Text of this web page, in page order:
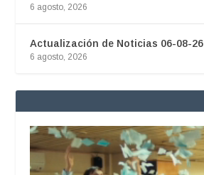
6 agosto, 2026
Actualización de Noticias 06-08-26
6 agosto, 2026